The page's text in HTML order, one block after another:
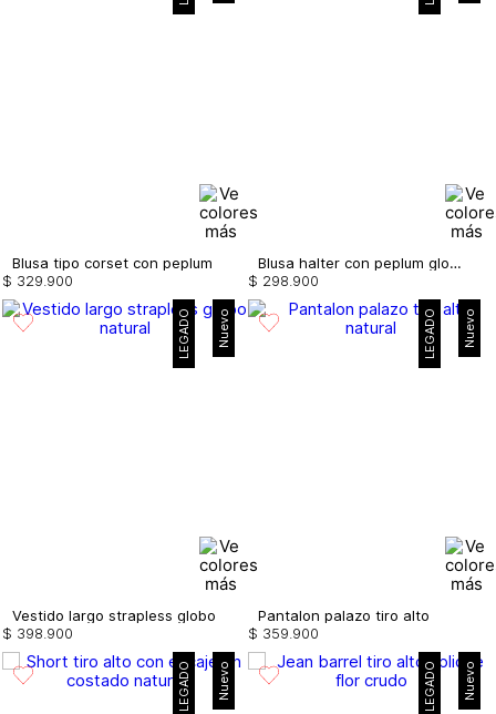
Blusa tipo corset con peplum
$ 329 900
Blusa halter con peplum globo
$ 298 900
Nuevo
LEGADO
Vestido largo strapless globo
$ 398.900
Nuevo
LEGADO
Pantalon palazo tiro alto
$ 359.900
Nuevo
LEGADO Nuevo
LEGADO